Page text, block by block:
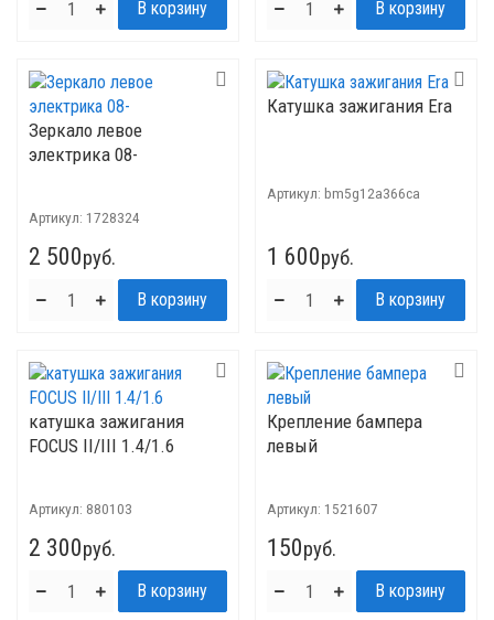
Зеркало левое
электрика 08-
Артикул: 1728324
2 500руб.
Катушка зажигания Era
Артикул: bm5g12a366ca
1 600руб.
катушка зажигания
FOCUS II/III 1.4/1.6
Артикул: 880103
2 300руб.
Крепление бампера
левый
Артикул: 1521607
150руб.